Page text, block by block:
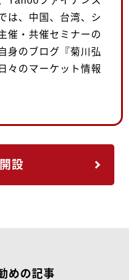
は、中国、台湾、シ
催・共催セミナーの
身のブログ『菊川弘
々のマーケット情報
設
めの記事